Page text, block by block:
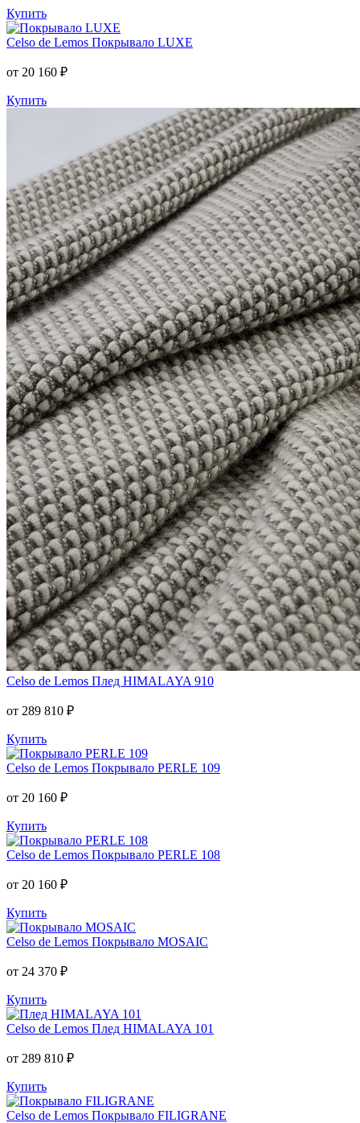
Купить
Celso de Lemos Покрывало LUXE
от 20 160 ₽
Купить
Celso de Lemos Плед HIMALAYA 910
от 289 810 ₽
Купить
Celso de Lemos Покрывало PERLE 109
от 20 160 ₽
Купить
Celso de Lemos Покрывало PERLE 108
от 20 160 ₽
Купить
Celso de Lemos Покрывало MOSAIC
от 24 370 ₽
Купить
Celso de Lemos Плед HIMALAYA 101
от 289 810 ₽
Купить
Celso de Lemos Покрывало FILIGRANE